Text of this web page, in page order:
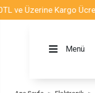
Üzerine Kargo Ücretsiz!
Menü